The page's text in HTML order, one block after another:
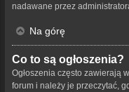
nadawane przez
Na górę
Co to są ogłoszenia?
Ogłoszenia często zawierają
forum i należy je przeczytać,